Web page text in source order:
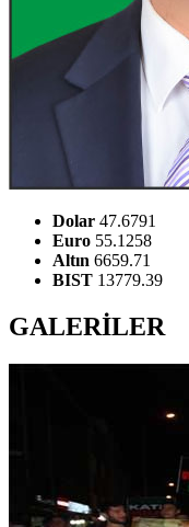
Dolar 47.6791
Euro 55.1258
Altın 6659.71
BIST 13779.39
GALERİLER